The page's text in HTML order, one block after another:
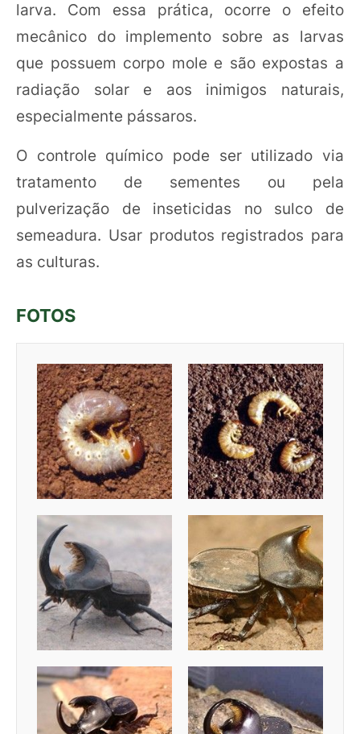
larva. Com essa prática, ocorre o efeito
mecânico do implemento sobre as larvas
que possuem corpo mole e são expostas a
radiação solar e aos inimigos naturais,
especialmente pássaros.
O controle químico pode ser utilizado via
tratamento de sementes ou pela
pulverização de inseticidas no sulco de
semeadura. Usar produtos registrados para
as culturas.
FOTOS